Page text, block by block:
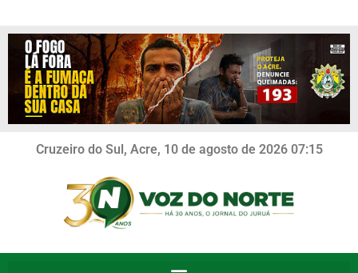
Cruzeiro do Sul, Acre, 10 de agosto de 2026 07:15